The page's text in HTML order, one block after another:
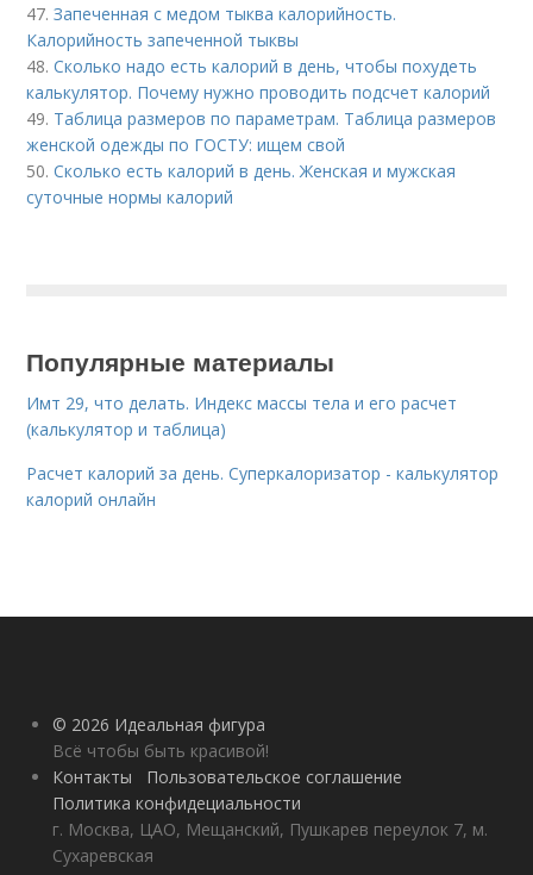
47.Запеченная с медом тыква калорийность.
Калорийность запеченной тыквы
48.Сколько надо есть калорий в день, чтобы похудеть
калькулятор. Почему нужно проводить подсчет калорий
49. Таблица размеров по параметрам. Таблица размеров
женской одежды по ГОСТУ: ищем свой
50.Сколько есть калорий в день. Женская и мужская
суточные нормы калорий
Популярные материалы
Имт 29, что делать. Индекс массы тела и его расчет
(калькулятор и таблица)
Расчет калорий за день. Суперкалоризатор - калькулятор
калорий онлайн
© 2026 Идеальная фигура
Всё чтобы быть красивой!
Контакты
Пользовательское соглашение
Политика конфидециальности
г. Москва, ЦАО, Мещанский, Пушкарев переулок 7, м.
Сухаревская